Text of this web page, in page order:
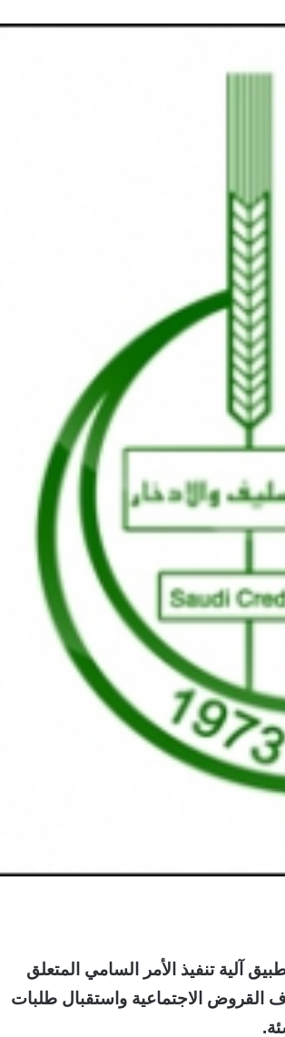
آلية تنفيذ الأمر السامي المتعلق
الاجتماعية واستقبال طلبات